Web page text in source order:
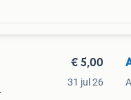
€ 5,00
31 jul 26